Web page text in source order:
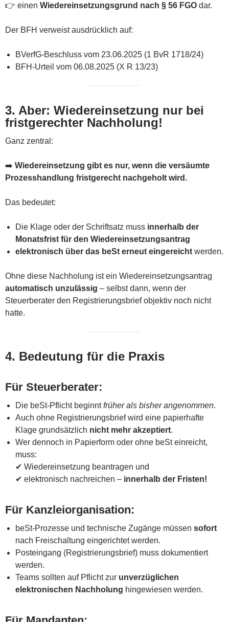
👉 einen Wiedereinsetzungsgrund nach § 56 FGO dar.
Der BFH verweist ausdrücklich auf:
BVerfG-Beschluss vom 23.06.2025 (1 BvR 1718/24)
BFH-Urteil vom 06.08.2025 (X R 13/23)
3. Aber: Wiedereinsetzung nur bei
fristgerechter Nachholung!
Ganz zentral:
➡️ Wiedereinsetzung gibt es nur, wenn die versäumte
Prozesshandlung fristgerecht nachgeholt wird.
Das bedeutet:
Die Klage oder der Schriftsatz muss innerhalb der
Monatsfrist für den Wiedereinsetzungsantrag
elektronisch über das beSt erneut eingereicht werden.
Ohne diese Nachholung ist ein Wiedereinsetzungsantrag
automatisch unzulässig – selbst dann, wenn der
Steuerberater den Registrierungsbrief objektiv noch nicht
hatte.
4. Bedeutung für die Praxis
Für Steuerberater:
Die beSt-Pflicht beginntfrüher als bisher angenommen.
Auch ohne Registrierungsbrief wird eine papierhafte
Klage grundsätzlich nicht mehr akzeptiert.
Wer dennoch in Papierform oder ohne beSt einreicht,
muss:
✔ Wiedereinsetzung beantragen und
✔ elektronisch nachreichen – innerhalb der Fristen!
Für Kanzleiorganisation:
beSt-Prozesse und technische Zugänge müssen sofort
nach Freischaltung eingerichtet werden.
Posteingang (Registrierungsbrief) muss dokumentiert
werden.
Teams sollten auf Pflicht zur unverzüglichen
elektronischen Nachholung hingewiesen werden.